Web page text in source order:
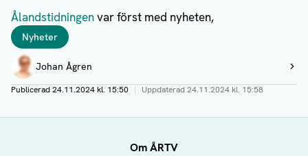
Ålandstidningenvar först med nyheten,
Taggar
Nyheter
Författare
Johan Ågren
Visa profil
Publicerad24.11.2024 kl. 15:50 | Uppdaterad24.11.2024 kl. 15:58
Om ÅRTV